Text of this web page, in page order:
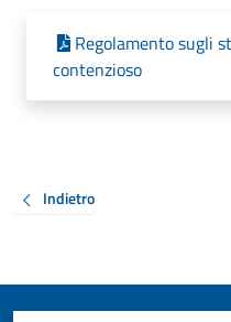
Regolamento sugli
contenzioso
Indietro